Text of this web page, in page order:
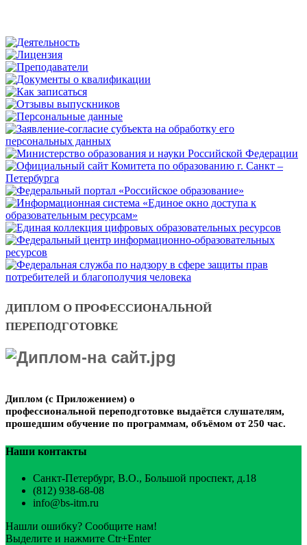
ДИПЛОМ О ПРОФЕССИОНАЛЬНОЙ
ПЕРЕПОДГОТОВКЕ
Диплом (с Приложением) о
профессиональной переподготовке выдаётся слушателям,
прошедшим обучение по программам, объёмом от 250 час.
Наши контакты
Санкт-Петербург, В.О., Большой проспект, д.18
(812) 938-68-08
info@bs-itm.ru
Нашли ошибку? Сообщите нам!
Выделите и нажмите Ctr+Enter